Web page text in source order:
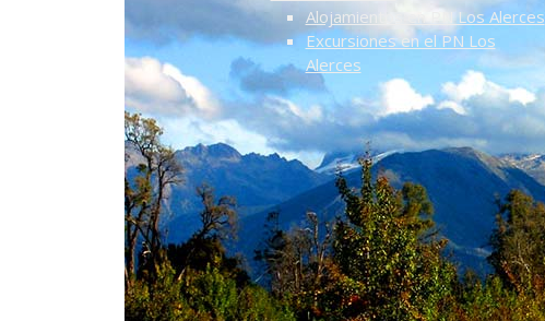
Alojamientos en PN Los Alerces
Excursiones en el PN Los
Alerces